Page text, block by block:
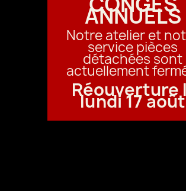
ANNUELS
Notre atelier et
service pièces
détachées sont
actuellement
Réouverture
lundi 17 août